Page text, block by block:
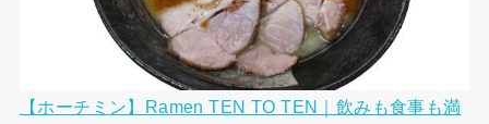
【ホーチミン】Ramen TEN TO TEN｜飲みも食事も満